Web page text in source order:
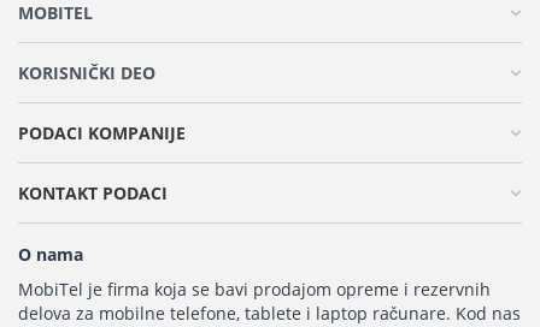
MOBITEL
KORISNIČKI DEO
PODACI KOMPANIJE
KONTAKT PODACI
O nama
MobiTel je firma koja se bavi prodajom opreme i rezervnih
delova za mobilne telefone, tablete i laptop računare. Kod nas